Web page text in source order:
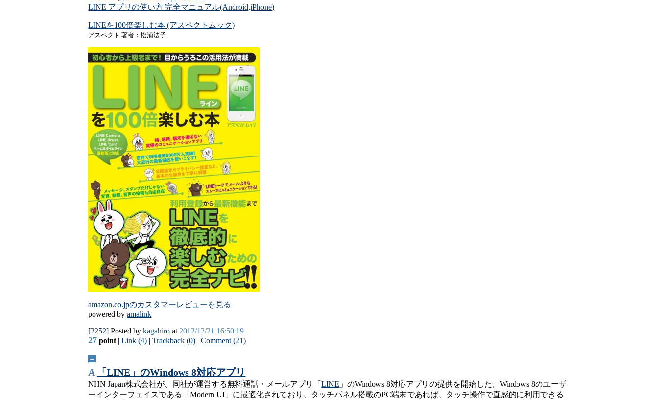
LINE アプリの使い方 完全マニュアル(Android,iPhone)
LINEを100倍楽しむ本 (アスペクトムック)
アスペクト 著者：松浦法子
amazon.co.jpのカスタマーレビューを見る
powered byamalink
[2252] Posted bykagahiro at 2012/12/21 16:50:19
27 point |Link (4) |Trackback (0) |Comment (21)
－
A 「LINE」のWindows 8対応アプリ
NHN Japan株式会社が、同社が運営する無料通話・メールアプリ「LINE 」のWindows 8対応アプリの提供を開始した。Windows 8のユーザ
ーインターフェイスである「Modern UI」に最適化されており、タッチパネル搭載のPC端末であれば、タッチ操作で直感的に利用できる